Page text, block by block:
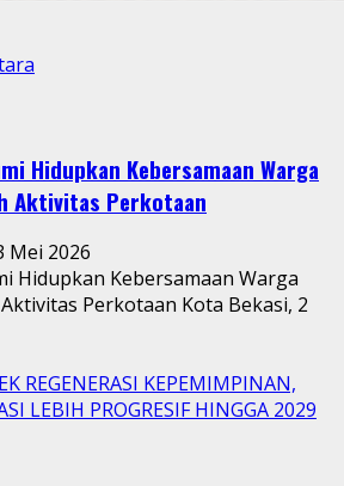
Hidupkan Kebersamaan Warga
Aktivitas Perkotaan
Mei 2026
Hidupkan Kebersamaan Warga
Perkotaan Kota Bekasi, 2
REGENERASI KEPEMIMPINAN,
LEBIH PROGRESIF HINGGA 2029